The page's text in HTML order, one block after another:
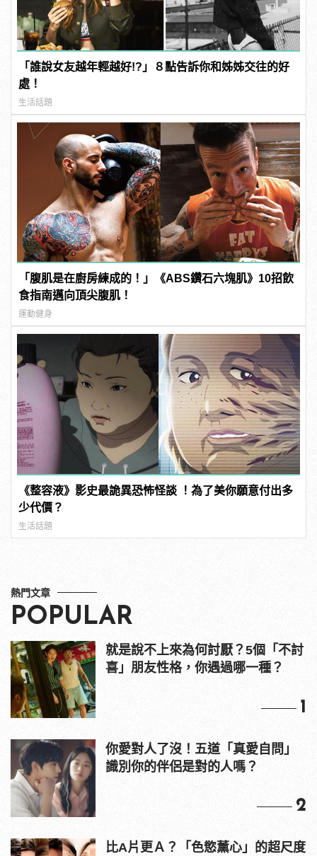
「誰說女友越年輕越好!?」８點告訴你和姊姊交往的好
處！
生活話題
「腹肌是在廚房練成的！」《ABS鑽石六塊肌》10招飲
食指南邁向頂尖腹肌！
運動健身
《整容液》影史最詭異恐怖怪談 ！為了美你願意付出多
少代價？
生活話題
熱門文章
POPULAR
就是說不上來為何討厭？5個「不討
喜」朋友性格，你遇過哪一種？
1
你愛對人了沒！五道「真愛自問」
識別你的伴侶是對的人嗎？
2
比A片更Ａ？「色慾薰心」的超尺度